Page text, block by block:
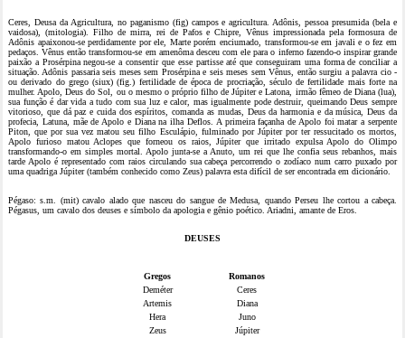
Ceres, Deusa da Agricultura, no paganismo (fig) campos e agricultura. Adônis, pessoa presumida (bela e
vaidosa), (mitologia). Filho de mirra, rei de Pafos e Chipre, Vênus impressionada pela formosura de
Adônis apaixonou-se perdidamente por ele, Marte porém enciumado, transformou-se em javali e o fez em
pedaços. Vênus então transformou-se em amenôma desceu com ele para o inferno fazendo-o inspirar grande
paixão a Prosérpina negou-se a consentir que esse partisse até que conseguiram uma forma de conciliar a
situação. Adônis passaria seis meses sem Prosérpina e seis meses sem Vênus, então surgiu a palavra cio -
ou derivado do grego (siux) (fig.) fertilidade de época de procriação, século de fertilidade mais forte na
mulher. Apolo, Deus do Sol, ou o mesmo o próprio filho de Júpiter e Latona, irmão fêmeo de Diana (lua),
sua função é dar vida a tudo com sua luz e calor, mas igualmente pode destruir, queimando Deus sempre
vitorioso, que dá paz e cuida dos espíritos, comanda as mudas, Deus da harmonia e da música, Deus da
profecia, Latuna, mãe de Apolo e Diana na ilha Deflos. A primeira façanha de Apolo foi matar a serpente
Piton, que por sua vez matou seu filho Esculápio, fulminado por Júpiter por ter ressucitado os mortos,
Apolo furioso matou Aclopes que forneou os raios, Júpiter que irritado expulsa Apolo do Olimpo
transformando-o em simples mortal. Apolo junta-se a Anuto, um rei que lhe confia seus rebanhos, mais
tarde Apolo é representado com raios circulando sua cabeça percorrendo o zodíaco num carro puxado por
uma quadriga Júpiter (também conhecido como Zeus) palavra esta difícil de ser encontrada em dicionário.
Pégaso: s.m. (mit) cavalo alado que nasceu do sangue de Medusa, quando Perseu lhe cortou a cabeça.
Pégasus, um cavalo dos deuses e símbolo da apologia e gênio poético. Ariadni, amante de Eros.
DEUSES
Gregos
Romanos
Deméter
Ceres
Artemis
Diana
Hera
Juno
Zeus
Júpiter